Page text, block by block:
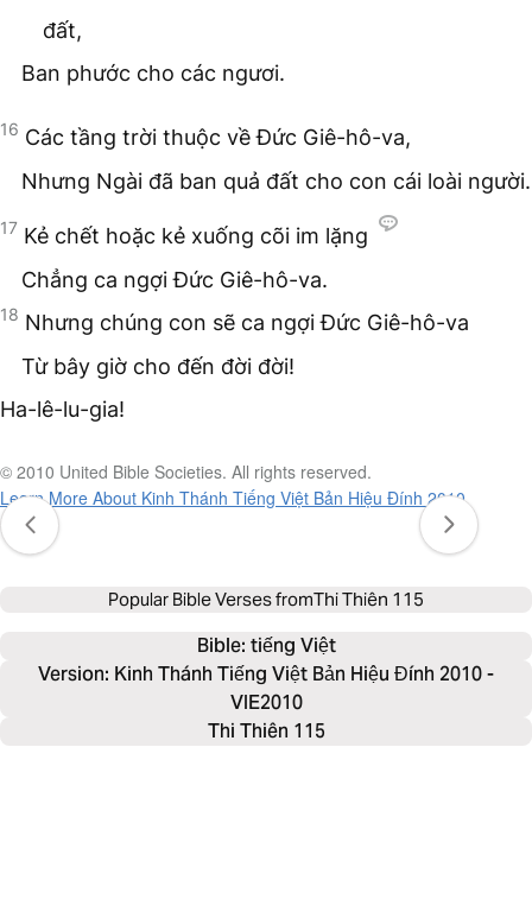
đất,
Ban phước cho các ngươi.
16 Các tầng trời thuộc về Đức Giê-hô-va,
Nhưng Ngài đã ban quả đất cho con cái loài người.
17 Kẻ chết hoặc kẻ xuống cõi im lặng
Chẳng ca ngợi Đức Giê-hô-va.
18 Nhưng chúng con sẽ ca ngợi Đức Giê-hô-va
Từ bây giờ cho đến đời đời!
Ha-lê-lu-gia!
© 2010 United Bible Societies. All rights reserved.
Learn More About Kinh Thánh Tiếng Việt Bản Hiệu Đính 2010
Popular Bible Verses fromThi Thiên 115
Bible: tiếng Việt
Version: Kinh Thánh Tiếng Việt Bản Hiệu Đính 2010 -
VIE2010
Thi Thiên 115